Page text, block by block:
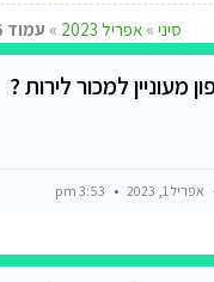
סיני » אפריל 2023 » עמוד 56
מעוניין למכור לירות ?
אפריל 1, 2023